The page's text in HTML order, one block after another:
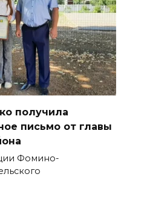
получила
письмо от главы
Фомино-